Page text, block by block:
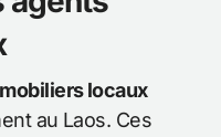
locaux
au Laos. Ces